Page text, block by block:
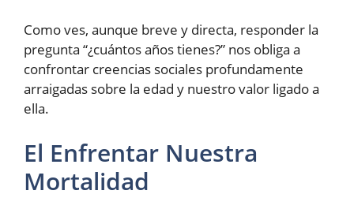
Como ves, aunque breve y directa, responder la
pregunta “¿cuántos años tienes?” nos obliga a
confrontar creencias sociales profundamente
arraigadas sobre la edad y nuestro valor ligado a
ella.
El Enfrentar Nuestra
Mortalidad